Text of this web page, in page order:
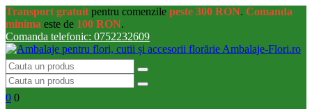
Transport gratuit pentru comenzile peste 300 RON. Comanda
minima este de 100 RON.
Comanda telefonic: 0752232609
0 0